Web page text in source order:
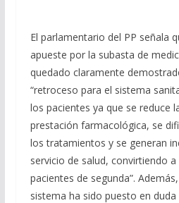
El parlamentario del PP señala
apueste por la subasta de
quedado claramente
“retroceso para el sistema
los pacientes ya que se reduce
prestación farmacológica, se
los tratamientos y se generan
servicio de salud, convirtiendo
pacientes de segunda”.
sistema ha sido puesto en